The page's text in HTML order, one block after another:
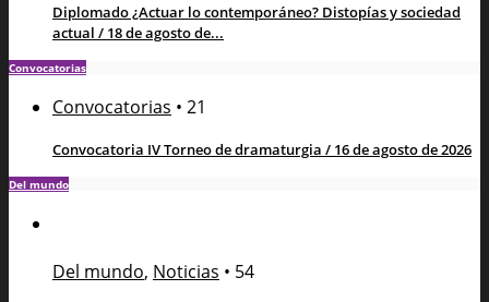
Diplomado ¿Actuar lo contemporáneo? Distopías y sociedad
actual / 18 de agosto de...
Convocatorias
Convocatorias • 21
Convocatoria IV Torneo de dramaturgia / 16 de agosto de 2026
Del mundo
Del mundo, Noticias • 54